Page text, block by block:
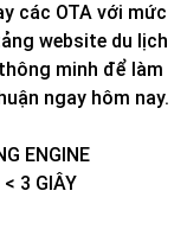
các OTA với mức
website du lịch
minh để làm
ngay hôm nay.
ENGINE
3 GIÂY